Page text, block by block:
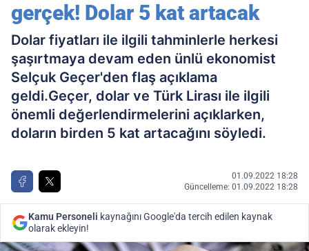
gerçek! Dolar 5 kat artacak
Dolar fiyatları ile ilgili tahminlerle herkesi
şaşırtmaya devam eden ünlü ekonomist
Selçuk Geçer'den flaş açıklama
geldi.Geçer, dolar ve Türk Lirası ile ilgili
önemli değerlendirmelerini açıklarken,
doların birden 5 kat artacağını söyledi.
01.09.2022 18:28
Güncelleme: 01.09.2022 18:28
Kamu Personeli kaynağını Google'da tercih edilen kaynak
olarak ekleyin!